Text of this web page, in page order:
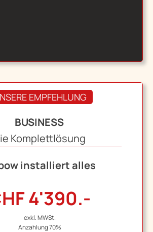
EMPFEHLUNG
BUSINESS
Komplettlösung
installiert alles
4'390.-
exkl. MWSt.
Anzahlung 70%